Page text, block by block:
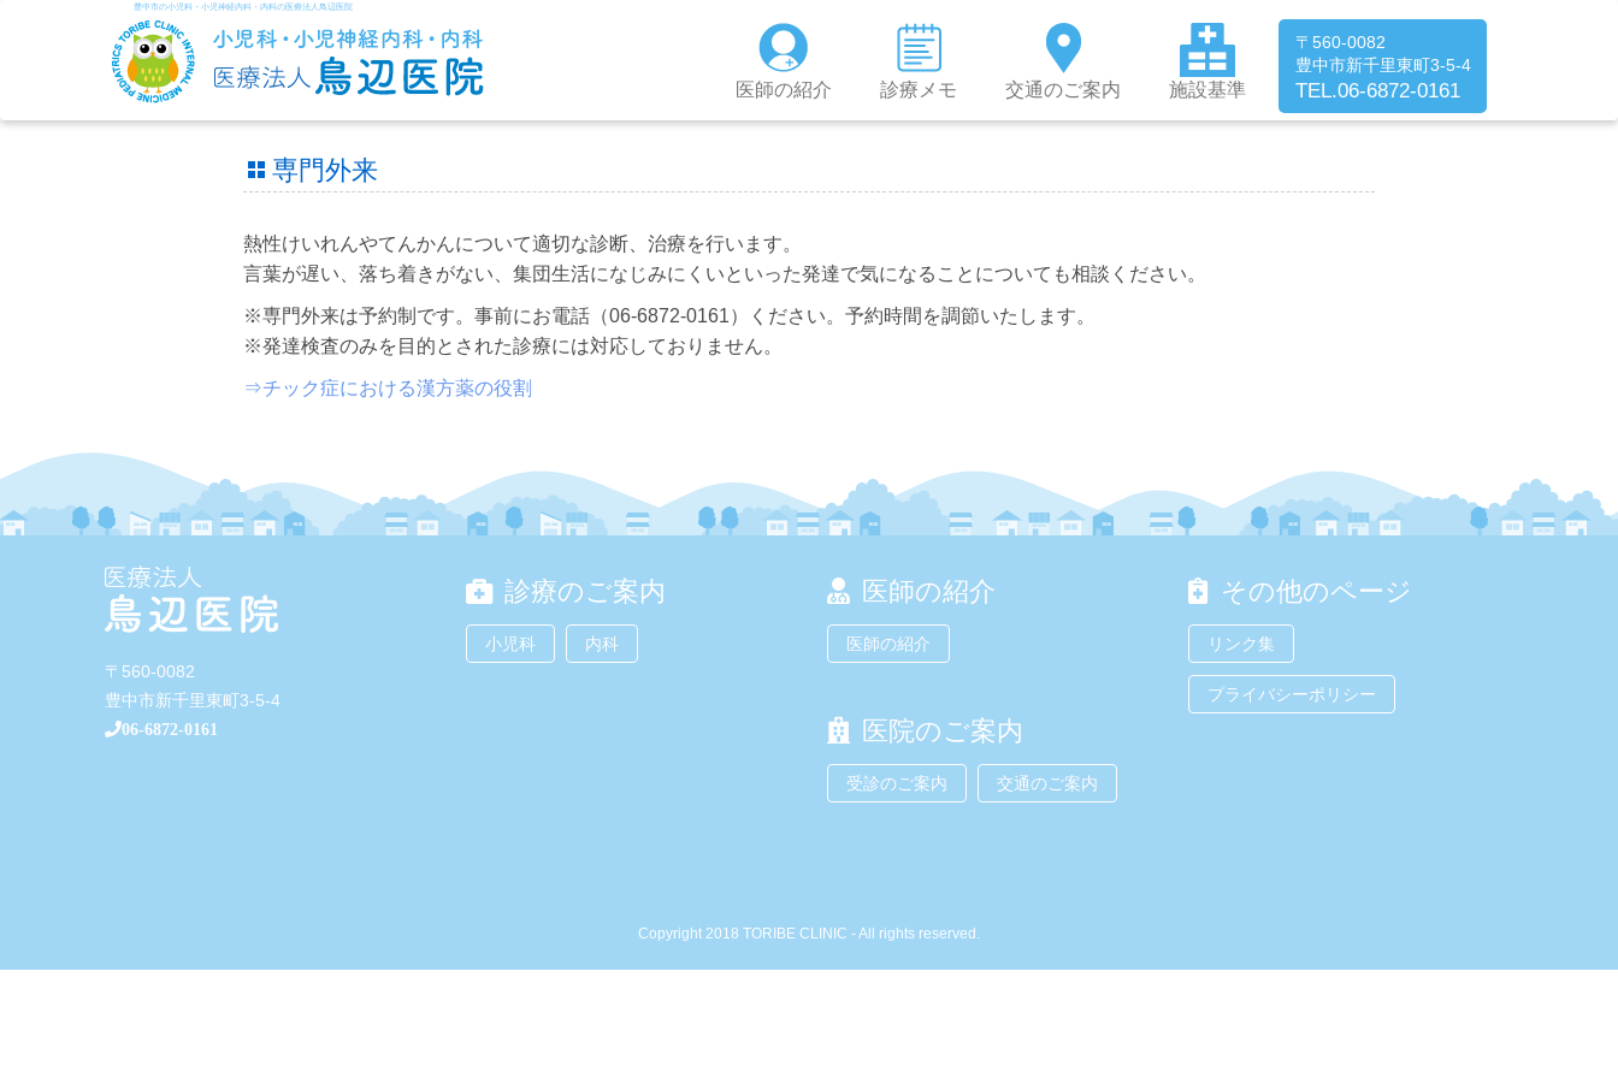
豊中市の小児科・小児神経内科・内科の医療法人鳥辺医院
医師の紹介 診療メモ 交通のご案内 施設基準
〒560-0082
豊中市新千里東町3-5-4
TEL.06-6872-0161
専門外来
熱性けいれんやてんかんについて適切な診断、治療を行います。
言葉が遅い、落ち着きがない、集団生活になじみにくいといった発達で気になることについても相談ください。
※専門外来は予約制です。事前にお電話（06-6872-0161）ください。予約時間を調節いたします。
※発達検査のみを目的とされた診療には対応しておりません。
⇒チック症における漢方薬の役割
〒560-0082
豊中市新千里東町3-5-4
06-6872-0161
診療のご案内
小児科 内科
医師の紹介
医師の紹介
医院のご案内
受診のご案内 交通のご案内
その他のページ
リンク集
プライバシーポリシー
Copyright 2018 TORIBE CLINIC - All rights reserved.